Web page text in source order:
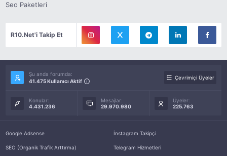
Seo Paketleri
R10.Net'i Takip Et
Şu anda forumda:
41.475 Kullanıcı Aktif
Çevrimiçi Üyeler
Konular:
4.431.236
Mesajlar:
29.970.980
Üyeler:
225.763
Google Adsense
SEO (Organik Trafik Arttırma)
İnstagram Takipçi
Telegram Hizmetleri